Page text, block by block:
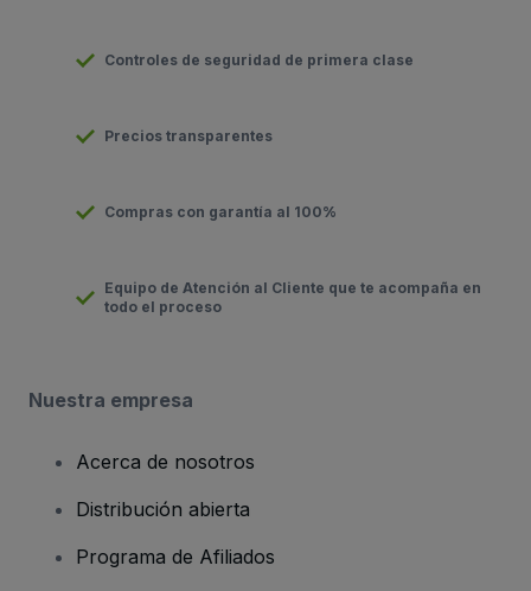
Controles de seguridad de primera clase
Precios transparentes
Compras con garantía al 100%
Equipo de Atención al Cliente que te acompaña en
todo el proceso
Nuestra empresa
Acerca de nosotros
Distribución abierta
Programa de Afiliados